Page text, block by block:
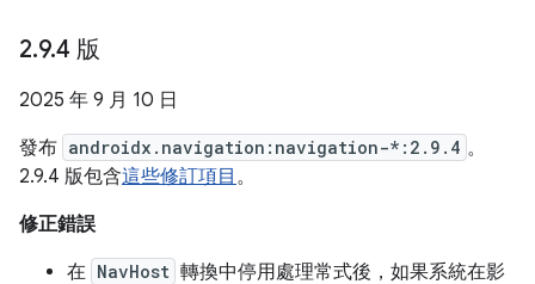
2.9.4 版
2025 年 9 月 10 日
發布 androidx.navigation:navigation-*:2.9.4 。
2.9.4 版包含這些修訂項目 。
修正錯誤
在 NavHost 轉換中停用處理常式後，如果系統在影